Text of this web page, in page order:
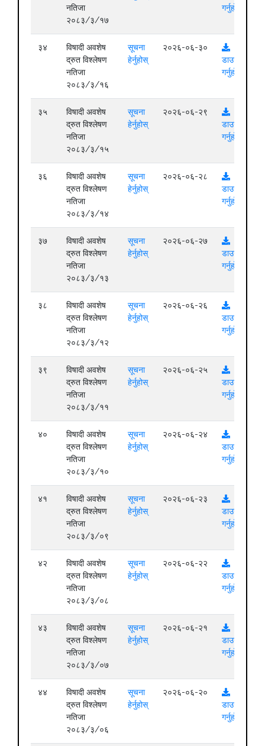
नतिजा
२०८३/३/१७
गर्नुहोस्
३४
विषादी अवशेष
द्रुत विश्लेषण
नतिजा
२०८३/३/१६
सूचना
हेर्नुहोस्
२०२६-०६-३०
डाउनलोड
गर्नुहोस्
३५
विषादी अवशेष
द्रुत विश्लेषण
नतिजा
२०८३/३/१५
सूचना
हेर्नुहोस्
२०२६-०६-२९
डाउनलोड
गर्नुहोस्
३६
विषादी अवशेष
द्रुत विश्लेषण
नतिजा
२०८३/३/१४
सूचना
हेर्नुहोस्
२०२६-०६-२८
डाउनलोड
गर्नुहोस्
३७
विषादी अवशेष
द्रुत विश्लेषण
नतिजा
२०८३/३/१३
सूचना
हेर्नुहोस्
२०२६-०६-२७
डाउनलोड
गर्नुहोस्
३८
विषादी अवशेष
द्रुत विश्लेषण
नतिजा
२०८३/३/१२
सूचना
हेर्नुहोस्
२०२६-०६-२६
डाउनलोड
गर्नुहोस्
३९
विषादी अवशेष
द्रुत विश्लेषण
नतिजा
२०८३/३/११
सूचना
हेर्नुहोस्
२०२६-०६-२५
डाउनलोड
गर्नुहोस्
४०
विषादी अवशेष
द्रुत विश्लेषण
नतिजा
२०८३/३/१०
सूचना
हेर्नुहोस्
२०२६-०६-२४
डाउनलोड
गर्नुहोस्
४१
विषादी अवशेष
द्रुत विश्लेषण
नतिजा
२०८३/३/०९
सूचना
हेर्नुहोस्
२०२६-०६-२३
डाउनलोड
गर्नुहोस्
४२
विषादी अवशेष
द्रुत विश्लेषण
नतिजा
२०८३/३/०८
सूचना
हेर्नुहोस्
२०२६-०६-२२
डाउनलोड
गर्नुहोस्
४३
विषादी अवशेष
द्रुत विश्लेषण
नतिजा
२०८३/३/०७
सूचना
हेर्नुहोस्
२०२६-०६-२१
डाउनलोड
गर्नुहोस्
४४
विषादी अवशेष
द्रुत विश्लेषण
नतिजा
२०८३/३/०६
सूचना
हेर्नुहोस्
२०२६-०६-२०
डाउनलोड
गर्नुहोस्